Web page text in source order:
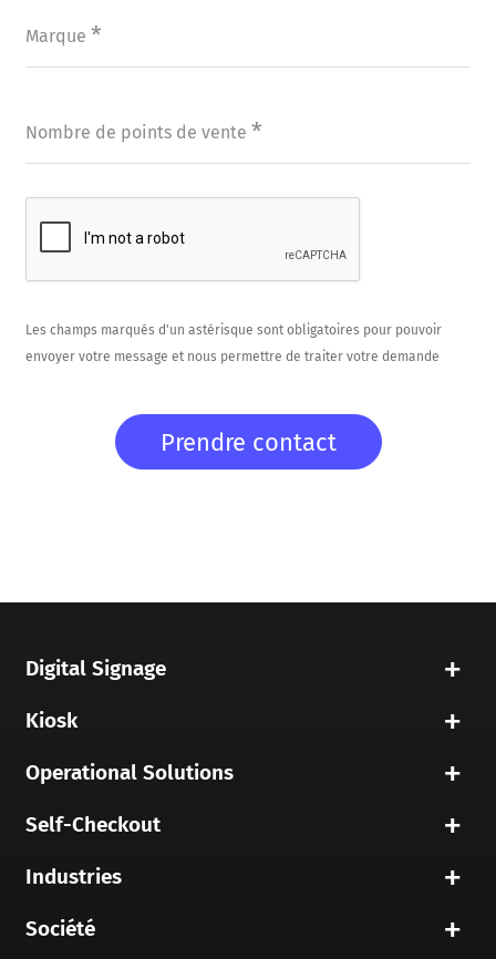
Marque *
Nombre de points de vente *
Les champs marqués d'un astérisque sont obligatoires pour pouvoir
envoyer votre message et nous permettre de traiter votre demande
Prendre contact
Digital Signage
Kiosk
Operational Solutions
Self-Checkout
Industries
Société